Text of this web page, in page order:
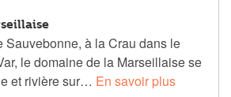
Sauvebonne, à la Crau dans le
le domaine de la Marseillaise se
et rivière sur… En savoir plus